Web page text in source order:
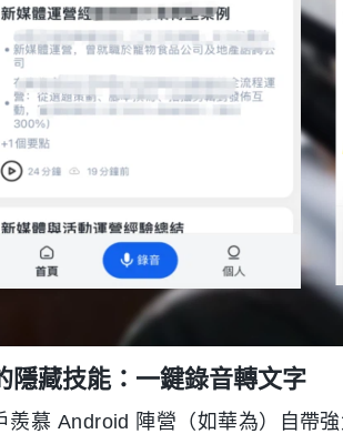
隱藏技能：一鍵錄音轉文字
羨慕 Android 陣營（如華為）自帶